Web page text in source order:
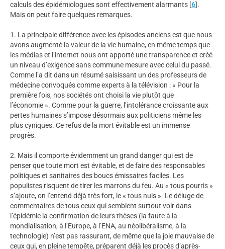
calculs des épidémiologues sont effectivement alarmants [6].
Mais on peut faire quelques remarques.
1. La principale différence avec les épisodes anciens est que nous
avons augmenté la valeur de la vie humaine, en même temps que
les médias et l’internet nous ont apporté une transparence et créé
un niveau d’exigence sans commune mesure avec celui du passé.
Comme l’a dit dans un résumé saisissant un des professeurs de
médecine convoqués comme experts à la télévision : « Pour la
première fois, nos sociétés ont choisi la vie plutôt que
l’économie ». Comme pour la guerre, l’intolérance croissante aux
pertes humaines s’impose désormais aux politiciens même les
plus cyniques. Ce refus de la mort évitable est un immense
progrès.
2. Mais il comporte évidemment un grand danger qui est de
penser que toute mort est évitable, et de faire des responsables
politiques et sanitaires des boucs émissaires faciles. Les
populistes risquent de tirer les marrons du feu. Au « tous pourris »
s’ajoute, on l’entend déjà très fort, le « tous nuls ». Le déluge de
commentaires de tous ceux qui semblent surtout voir dans
l’épidémie la confirmation de leurs thèses (la faute à la
mondialisation, à l’Europe, à l’ENA, au néolibéralisme, à la
technologie) n’est pas rassurant, de même que la joie mauvaise de
ceux qui, en pleine tempête, préparent déjà les procès d’après-